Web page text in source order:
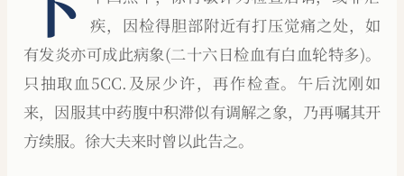
疾，因检得胆部附近有打压觉痛之处，如
有发炎亦可成此病象(二十六日检血有白血轮特多)。
只抽取血5CC.及尿少许，再作检查。午后沈刚如
来，因服其中药腹中积滞似有调解之象，乃再嘱其开
方续服。徐大夫来时曾以此告之。